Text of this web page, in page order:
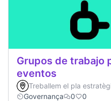
Grupos de trabajo
eventos
Treballem el pla
Governança
0 0